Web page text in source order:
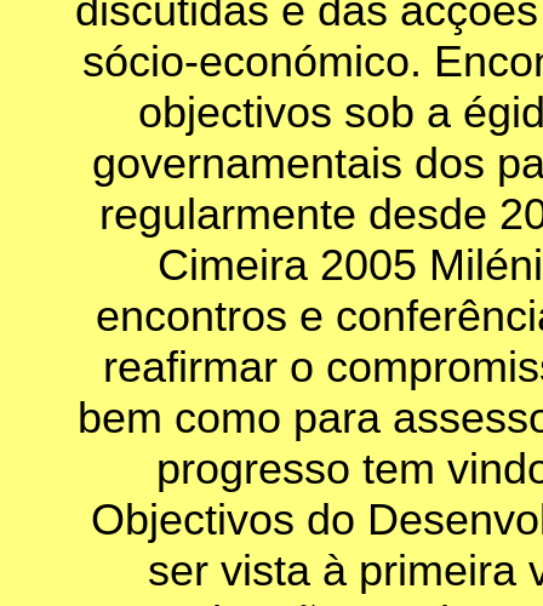
discutidas e das
sócio-económico.
objectivos sob a
governamentais dos
regularmente desde
Cimeira 2005
encontros e
reafirmar o
bem como para
progresso tem
Objectivos do
ser vista à primeira